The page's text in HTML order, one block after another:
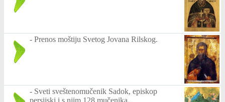
- Prenos moštiju Svetog Jovana Rilskog.
- Sveti sveštenomučenik Sadok, episkop